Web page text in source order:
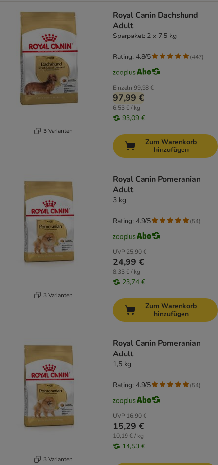
3 Varianten
Royal Canin Dachshund
Adult
Sparpaket: 2 x 7,5 kg
Einzeln 99,98 €
97,99 €
6,53 € / kg
93,09 €
Rating: 4.8/5 (447)
Zum Warenkorb
hinzufügen
3 Varianten
Royal Canin Pomeranian
Adult
3 kg
UVP 25,90 €
24,99 €
8,33 € / kg
23,74 €
Rating: 4.9/5 (54)
Zum Warenkorb
hinzufügen
3 Varianten
Royal Canin Pomeranian
Adult
1,5 kg
UVP 16,90 €
15,29 €
10,19 € / kg
14,53 €
Rating: 4.9/5 (54)